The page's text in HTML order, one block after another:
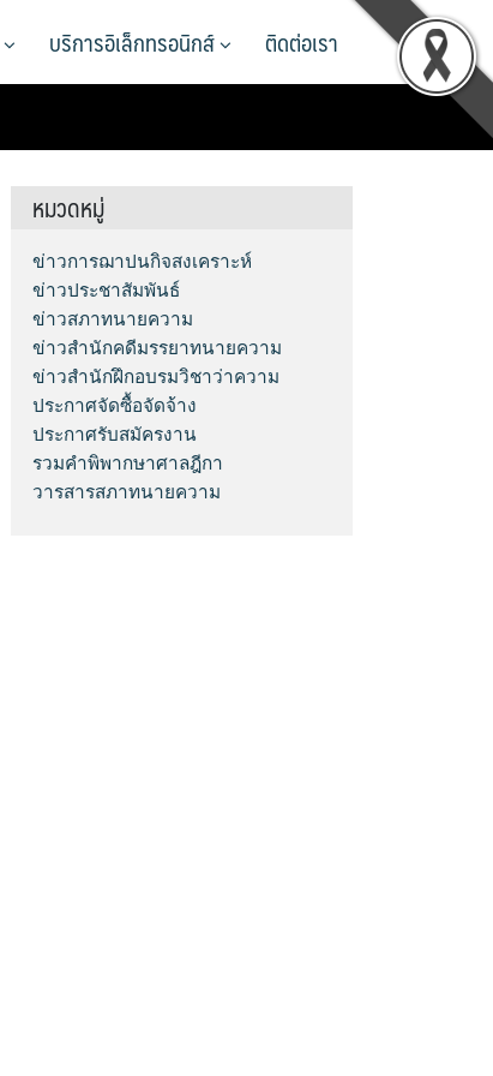
บริการอิเล็กทรอนิกส์ ติดต่อเรา
หมวดหมู่
ข่าวการฌาปนกิจสงเคราะห์
ข่าวประชาสัมพันธ์
ข่าวสภาทนายความ
ข่าวสำนักคดีมรรยาทนายความ
ข่าวสำนักฝึกอบรมวิชาว่าความ
ประกาศจัดซื้อจัดจ้าง
ประกาศรับสมัครงาน
รวมคำพิพากษาศาลฎีกา
วารสารสภาทนายความ